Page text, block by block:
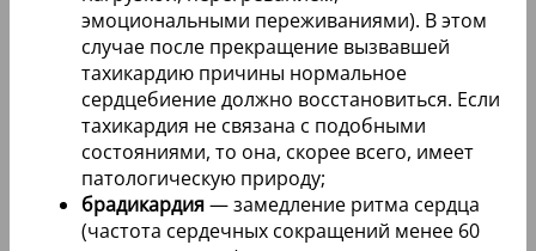
эмоциональными переживаниями). В этом
случае после прекращение вызвавшей
тахикардию причины нормальное
сердцебиение должно восстановиться. Если
тахикардия не связана с подобными
состояниями, то она, скорее всего, имеет
патологическую природу;
брадикардия— замедление ритма сердца
(частота сердечных сокращений менее 60